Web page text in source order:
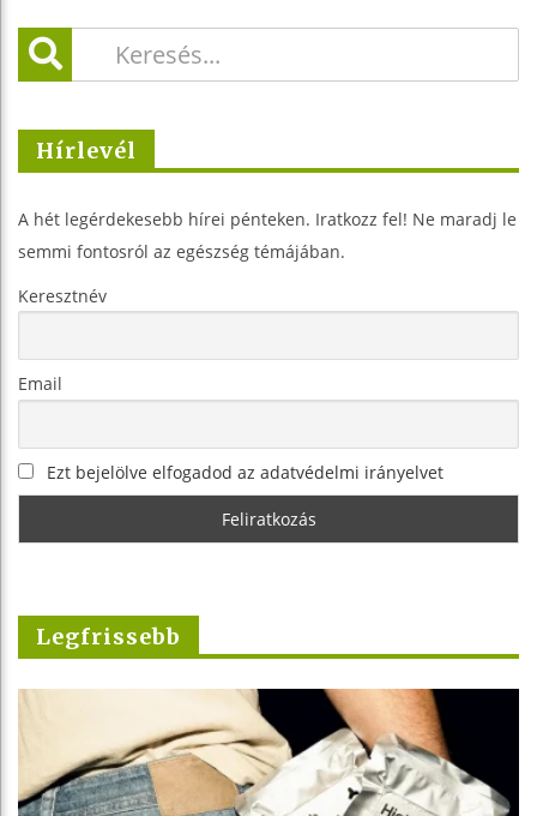
Hírlevél
A hét legérdekesebb hírei pénteken. Iratkozz fel! Ne maradj le
semmi fontosról az egészség témájában.
Keresztnév
Email
Ezt bejelölve elfogadod az adatvédelmi irányelvet
Legfrissebb